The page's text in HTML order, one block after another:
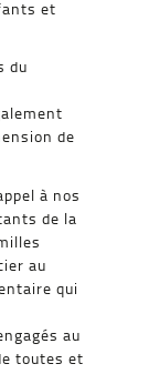
et
du
de
à nos
de la
au
qui
au
toutes et